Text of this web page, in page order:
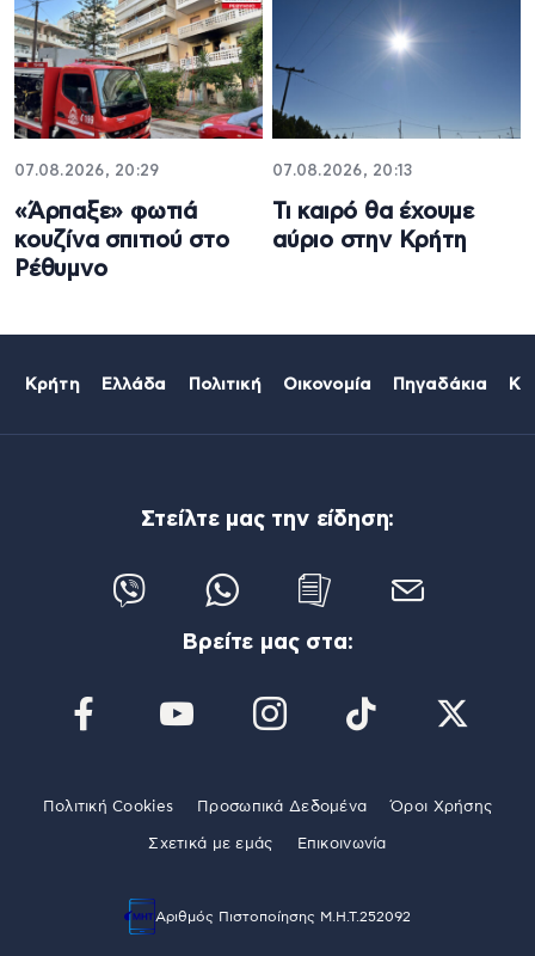
07.08.2026, 20:29
«Άρπαξε» φωτιά
κουζίνα σπιτιού στο
Ρέθυμνο
07.08.2026, 20:13
Τι καιρό θα έχουμε
αύριο στην Κρήτη
Κρήτη Ελλάδα Πολιτική Οικονομία Πηγαδάκια
Στείλτε μας την είδηση:
Βρείτε μας στα:
Πολιτική Cookies Προσωπικά Δεδομένα Όροι Χρήσης
Σχετικά με εμάς Επικοινωνία
Αριθμός Πιστοποίησης Μ.Η.Τ.252092